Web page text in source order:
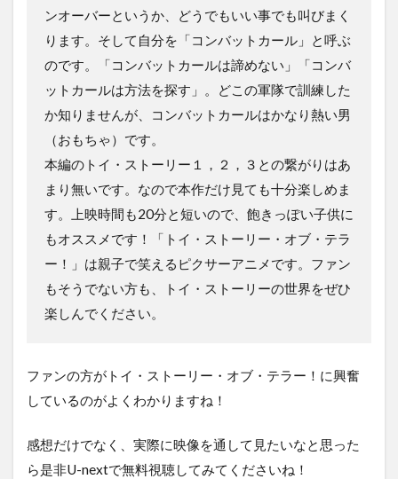
ンオーバーというか、どうでもいい事でも叫びまく
ります。そして自分を「コンバットカール」と呼ぶ
のです。「コンバットカールは諦めない」「コンバ
ットカールは方法を探す」。どこの軍隊で訓練した
か知りませんが、コンバットカールはかなり熱い男
（おもちゃ）です。
本編のトイ・ストーリー１，２，３との繋がりはあ
まり無いです。なので本作だけ見ても十分楽しめま
す。上映時間も20分と短いので、飽きっぽい子供に
もオススメです！「トイ・ストーリー・オブ・テラ
ー！」は親子で笑えるピクサーアニメです。ファン
もそうでない方も、トイ・ストーリーの世界をぜひ
楽しんでください。
ファンの方がトイ・ストーリー・オブ・テラー！に興奮
しているのがよくわかりますね！
感想だけでなく、実際に映像を通して見たいなと思った
ら是非U-nextで無料視聴してみてくださいね！